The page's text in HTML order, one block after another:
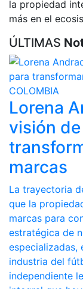
la propiedad
más en el
ÚLTIMAS
COLOMBIA
Lorena
visión
marcas
La trayectoria
que la
marcas para
estratégica de
especializadas,
industria del
independiente